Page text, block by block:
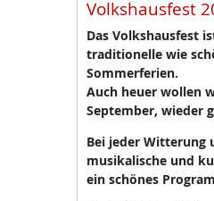
Volkshausfest
Das Volkshausfest
traditionelle wie
Sommerferien.
Auch heuer wollen
September, wieder
Bei jeder Witterung
musikalische und
ein schönes